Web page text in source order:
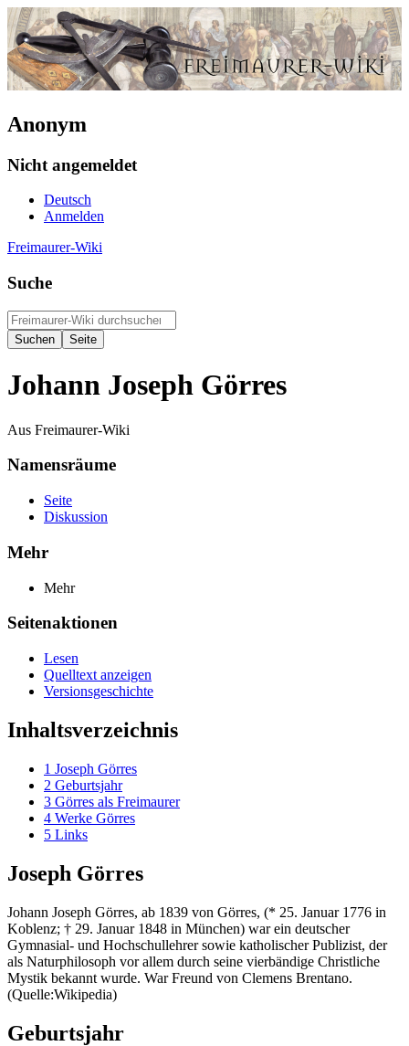
Anonym
Nicht angemeldet
Deutsch
Anmelden
Freimaurer-Wiki
Suche
Johann Joseph Görres
Aus Freimaurer-Wiki
Namensräume
Seite
Diskussion
Mehr
Mehr
Seitenaktionen
Lesen
Quelltext anzeigen
Versionsgeschichte
Inhaltsverzeichnis
1 Joseph Görres
2 Geburtsjahr
3 Görres als Freimaurer
4 Werke Görres
5 Links
Joseph Görres
Johann Joseph Görres, ab 1839 von Görres, (* 25. Januar 1776 in
Koblenz; † 29. Januar 1848 in München) war ein deutscher
Gymnasial- und Hochschullehrer sowie katholischer Publizist, der
als Naturphilosoph vor allem durch seine vierbändige Christliche
Mystik bekannt wurde. War Freund von Clemens Brentano.
(Quelle:Wikipedia)
Geburtsjahr